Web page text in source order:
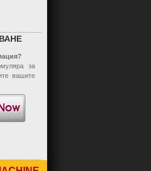
за
вашите